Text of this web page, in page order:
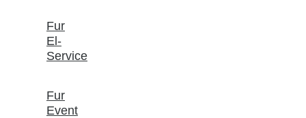
Fur
El-
Service
Fur
Event